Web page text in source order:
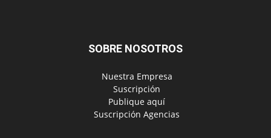
SOBRE NOSOTROS
‎ Nuestra Empresa
‎ Suscripción
‎ Publique aquí
‎ Suscripción Agencias